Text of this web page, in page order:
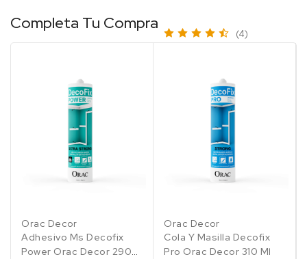
Completa Tu Compra
Orac Decor
Adhesivo Ms Decofix
Power Orac Decor 290
Orac Decor
Cola Y Masilla Decofix
Pro Orac Decor 310 Ml
(4)